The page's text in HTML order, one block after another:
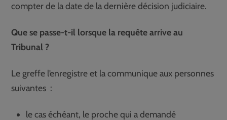
compter de la date de la dernière décision judiciaire.
Que se passe-t-il lorsque la requête arrive au
Tribunal ?
Le greffe l’enregistre et la communique aux personnes
suivantes :
le cas échéant, le proche qui a demandé